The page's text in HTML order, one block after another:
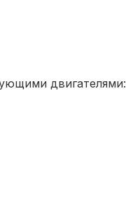
двигателями: